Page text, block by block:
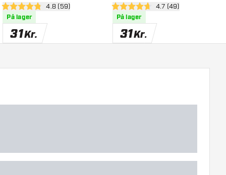
åbn anmeldelsespanel
4.8 bedømmelsesstjerner
4.8 (59)
På lager
31Kr.
åbn
4.7 bedømmelsesstjerner
4.7 (49)
På lager
31Kr.